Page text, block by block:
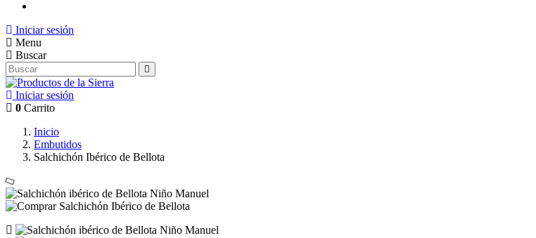
Iniciar sesión
Menu
Buscar
Iniciar sesión
0 Carrito
Inicio
Embutidos
Salchichón Ibérico de Bellota